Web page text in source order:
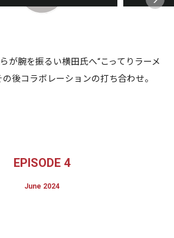
が腕を振るい横田氏へ“こってりラーメ
後コラボレーションの打ち合わせ。
EPISODE 4
June 2024